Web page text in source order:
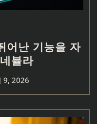
어난 기능을 자
뷸라
9, 2026